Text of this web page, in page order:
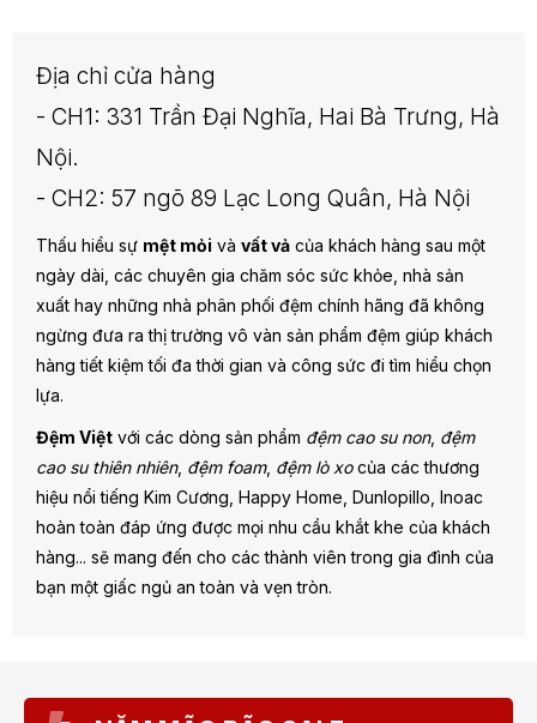
Địa chỉ cửa hàng
- CH1: 331 Trần Đại Nghĩa, Hai Bà Trưng, Hà
Nội.
- CH2: 57 ngõ 89 Lạc Long Quân, Hà Nội
Thấu hiểu sự mệt mỏi và vất vả của khách hàng sau một
ngày dài, các chuyên gia chăm sóc sức khỏe, nhà sản
xuất hay những nhà phân phối đệm chính hãng đã không
ngừng đưa ra thị trường vô vàn sản phẩm đệm giúp khách
hàng tiết kiệm tối đa thời gian và công sức đi tìm hiểu chọn
lựa.
Đệm Việt với các dòng sản phẩm đệm cao su non, đệm
cao su thiên nhiên, đệm foam, đệm lò xocủa các thương
hiệu nổi tiếng Kim Cương, Happy Home, Dunlopillo, Inoac
hoàn toàn đáp ứng được mọi nhu cầu khắt khe của khách
hàng... sẽ mang đến cho các thành viên trong gia đình của
bạn một giấc ngủ an toàn và vẹn tròn.